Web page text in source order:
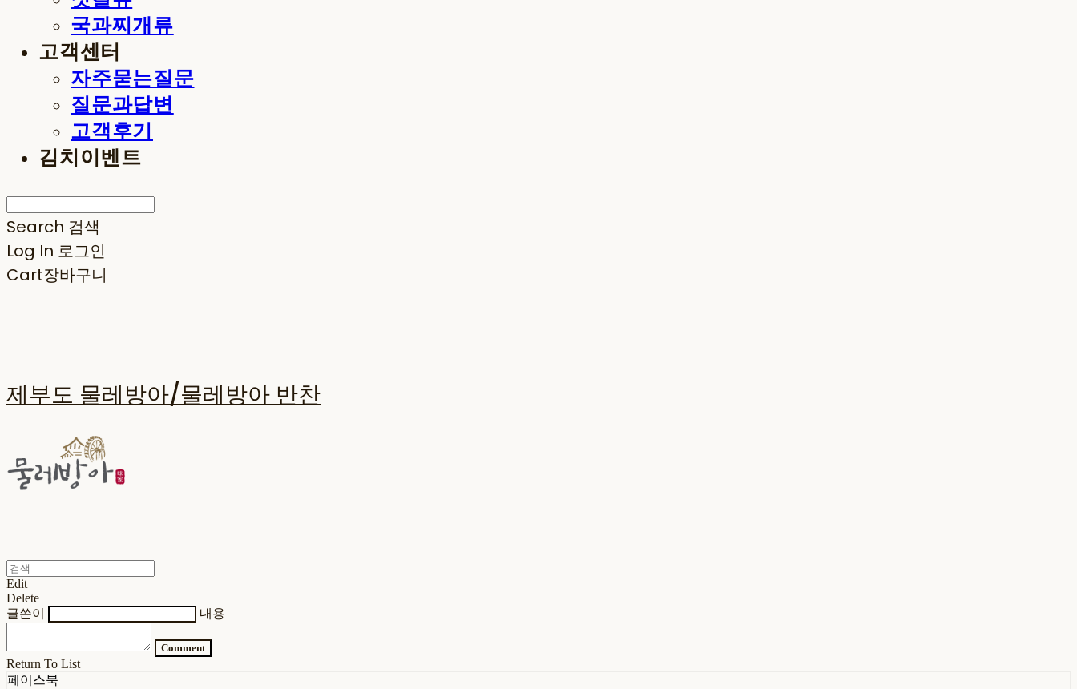
국과찌개류
고객센터
자주묻는질문
질문과답변
고객후기
김치이벤트
Search 검색
Log In 로그인
Cart장바구니
제부도 물레방아/물레방아 반찬
Edit
Delete
글쓴이
내용
Comment
Return To List
페이스북